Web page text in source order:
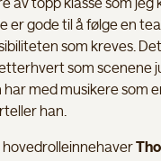
av topp klasse som jeg
er gode til å følge en
som kreves.
som scenene
med musikere som
han.
hovedrolleinnehaver